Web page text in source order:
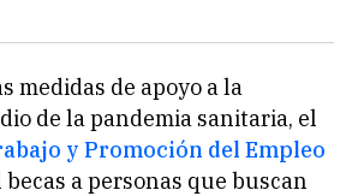
medidas de apoyo a la
de la pandemia sanitaria, el
y Promoción del Empleo
a personas que buscan